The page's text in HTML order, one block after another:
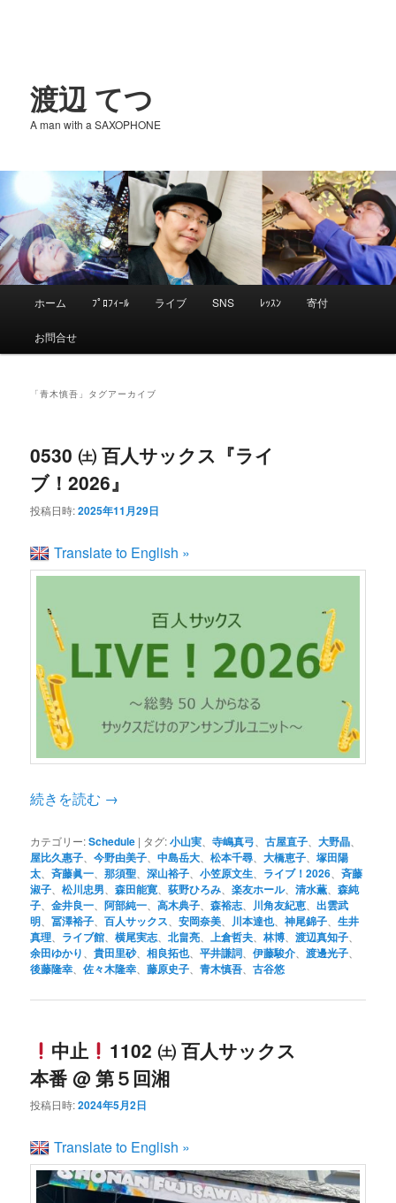
渡辺 てつ
A man with a SAXOPHONE
メ
イ
ン
コ
ン
テ
ツ
へ
移
サ
ブ
コ
ン
テ
ン
へ
移
動
ホーム ﾌﾟﾛﾌｨｰﾙ ライブ SNS ﾚｯｽﾝ 寄付
お問合せ
「青木慎吾 」タグアーカイブ
0530 ㈯ 百人サックス『ライ
ブ！2026』
投稿日時:2025年11月29日
Translate to English »
続きを読む →
カテゴリー:Schedule | タグ:小山実 、寺嶋真弓 、古屋直子 、大野晶
屋比久惠子 、今野由美子 、中島岳大 、松本千尋 、大橋恵子 、塚田陽
太 、斉藤眞一 、那須聖 、深山裕子 、小笠原文生 ライブ！2026 、斉藤
淑子 、松川忠男 、森田能寛 、荻野ひろみ 、楽友ホール、清水薫 、森純
子 、金井良一 、阿部純一 、高木典子 、森裕志 川角友紀恵 、出雲武
明 、冨澤裕子 、百人サックス 、安岡奈美 川本達也、神尾錦子 、生井
真理
ライブ館 、横尾実志 、北畠亮 上倉哲夫 、林博 、渡辺真知子
余田ゆかり 、貴田里砂、相良拓也、平井謙詞 、伊藤駿介 、渡邊光子
後藤隆幸 、佐々木隆幸 、藤原史子 、青木慎吾 、古谷悠
中止
1102 ㈯ 百人サックス
本番 @ 第５回湘
投稿日時:2024年5月2日
Translate to English »